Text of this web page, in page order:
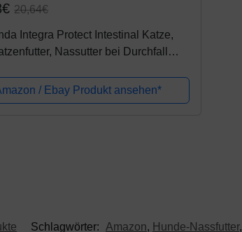
20,64€
Integra Protect Intestinal Katze,
Nassutter bei Durchfall
/ Ebay Produkt ansehen*
Schlagwörter: Amazon, Hunde-Nassfutter,